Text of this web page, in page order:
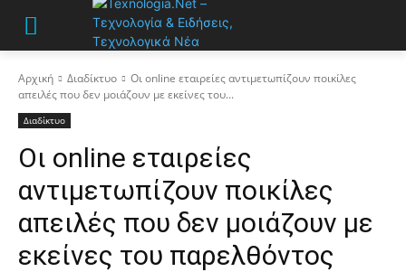
Αρχική Διαδίκτυο
Οι online εταιρείες αντιμετωπίζουν ποικίλες
απειλές που δεν μοιάζουν με εκείνες του...
Διαδίκτυο
Οι online εταιρείες
αντιμετωπίζουν ποικίλες
απειλές που δεν μοιάζουν με
εκείνες του παρελθόντος